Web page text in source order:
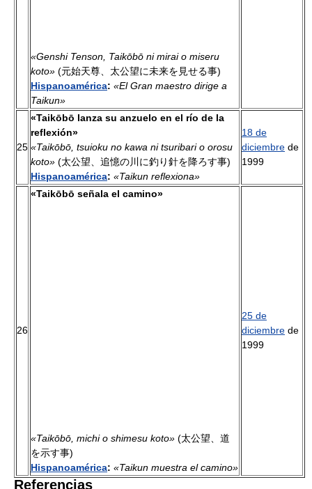
«Genshi Tenson, Taikōbō ni mirai o miseru
koto» (元始天尊、太公望に未来を見せる事)
Hispanoamérica: «El Gran maestro dirige a
Taikun»
25
«Taikōbō lanza su anzuelo en el río de la
reflexión»
«Taikōbō, tsuioku no kawa ni tsuribari o orosu
koto» (太公望、追憶の川に釣り針を降ろす事)
Hispanoamérica: «Taikun reflexiona»
18 de
diciembre de
1999
26
«Taikōbō señala el camino»
«Taikōbō, michi o shimesu koto» (太公望、道
を示す事)
Hispanoamérica: «Taikun muestra el camino»
25 de
diciembre de
1999
Referencias